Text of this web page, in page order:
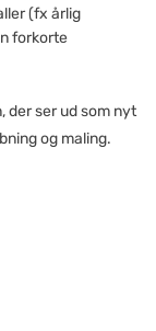
(fx årlig
forkorte
der ser ud som nyt
og maling.